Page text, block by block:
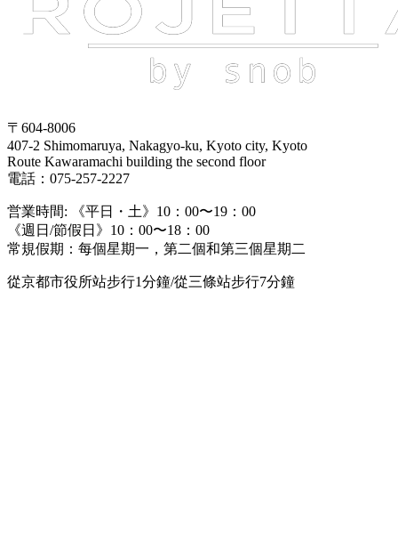
〒604-8006
407-2 Shimomaruya, Nakagyo-ku, Kyoto city, Kyoto
Route Kawaramachi building the second floor
電話：075-257-2227
営業時間: 《平日・土》10：00〜19：00
《週日/節假日》10：00〜18：00
常規假期：每個星期一，第二個和第三個星期二
從京都市役所站步行1分鐘/從三條站步行7分鐘